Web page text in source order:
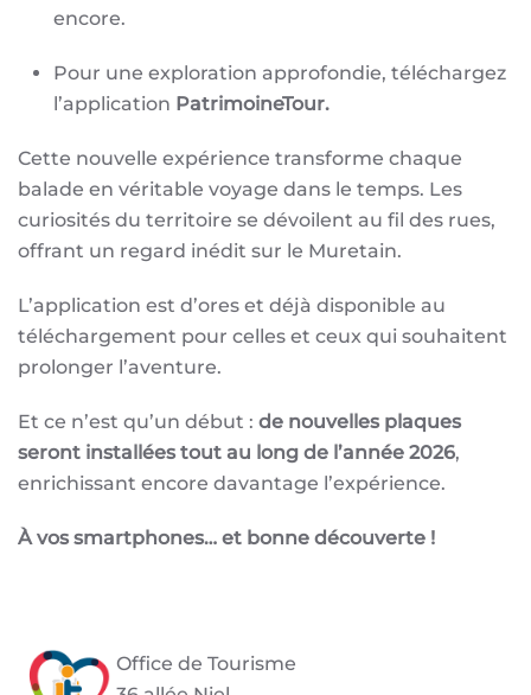
encore.
Pour une exploration approfondie, téléchargez
l’application PatrimoineTour.
Cette nouvelle expérience transforme chaque
balade en véritable voyage dans le temps. Les
curiosités du territoire se dévoilent au fil des rues,
offrant un regard inédit sur le Muretain.
L’application est d’ores et déjà disponible au
téléchargement pour celles et ceux qui souhaitent
prolonger l’aventure.
Et ce n’est qu’un début : de nouvelles plaques
seront installées tout au long de l’année 2026,
enrichissant encore davantage l’expérience.
À vos smartphones… et bonne découverte !
Office de Tourisme